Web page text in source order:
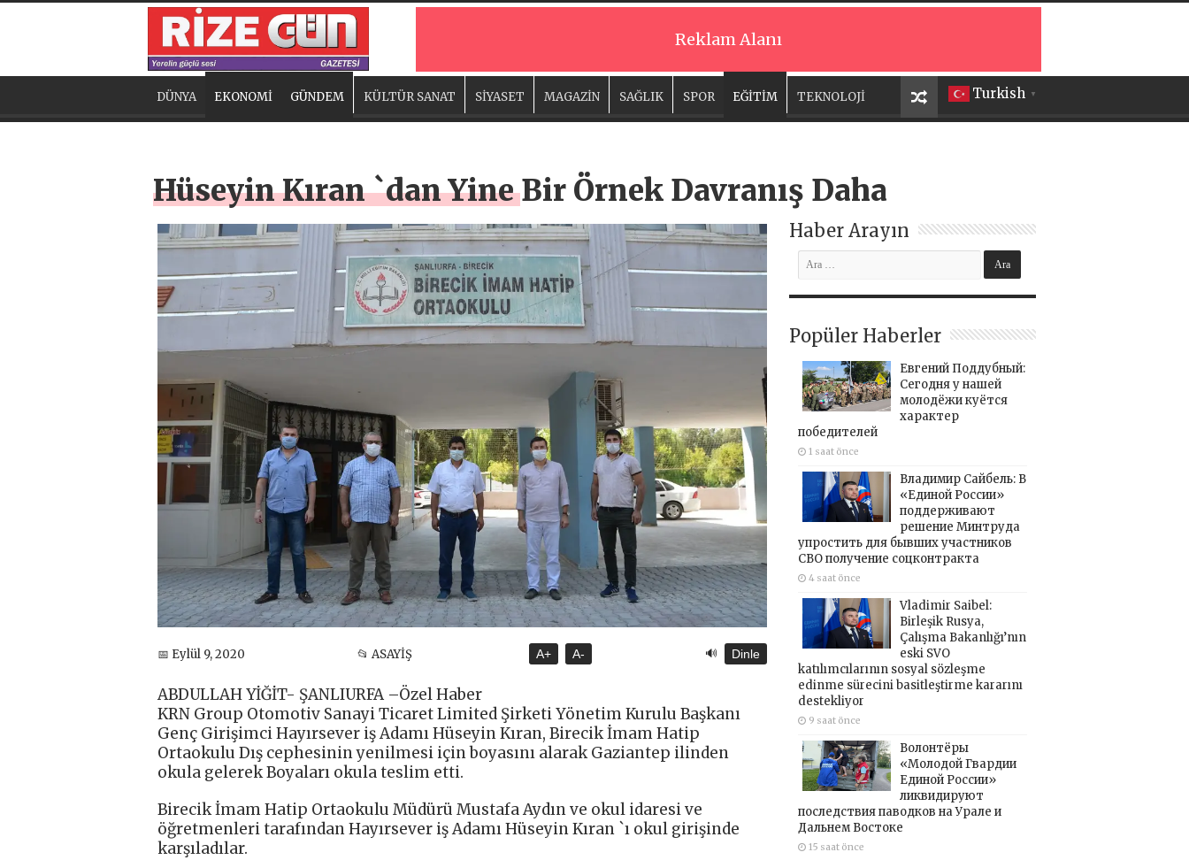
Reklam Alanı
Turkish ▼
DÜNYA EKONOMİ GÜNDEM KÜLTÜR SANAT SİYASET MAGAZİN SAĞLIK SPOR EĞİTİM TEKNOLOJİ
Hüseyin Kıran `dan Yine Bir Örnek Davranış Daha
📅 Eylül 9, 2020 📂 ASAYİŞ A+ A- 🔊 Dinle
ABDULLAH YİĞİT- ŞANLIURFA –Özel Haber
KRN Group Otomotiv Sanayi Ticaret Limited Şirketi Yönetim Kurulu Başkanı
Genç Girişimci Hayırsever iş Adamı Hüseyin Kıran, Birecik İmam Hatip
Ortaokulu Dış cephesinin yenilmesi için boyasını alarak Gaziantep ilinden
okula gelerek Boyaları okula teslim etti.
Birecik İmam Hatip Ortaokulu Müdürü Mustafa Aydın ve okul idaresi ve
öğretmenleri tarafından Hayırsever iş Adamı Hüseyin Kıran `ı okul girişinde
karşıladılar.
Haber Arayın
Popüler Haberler
Евгений Поддубный:
Сегодня у нашей
молодёжи куётся
характер
победителей
1 saat önce
Владимир Сайбель: В
«Единой России»
поддерживают
решение Минтруда
упростить для бывших участников
СВО получение соцконтракта
4 saat önce
Vladimir Saibel:
Birleşik Rusya,
Çalışma Bakanlığı’nın
eski SVO
katılımcılarının sosyal sözleşme
edinme sürecini basitleştirme kararını
destekliyor
9 saat önce
Волонтёры
«Молодой Гвардии
Единой России»
ликвидируют
последствия паводков на Урале и
Дальнем Востоке
15 saat önce